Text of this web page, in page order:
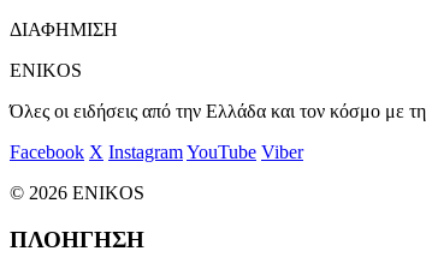
ΔΙΑΦΗΜΙΣΗ
ENIKOS
Όλες οι ειδήσεις από την Ελλάδα και τον κόσμο με
Facebook X InstagramYouTube Viber
© 2026 ENIKOS
ΠΛΟΗΓΗΣΗ